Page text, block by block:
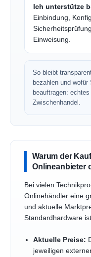
Ich unterstütze
Einbindung,
Einweisung.
So bleibt
bezahlen und
beauftragen:
Zwischenhandel.
Warum der
Onlineanbieter
Bei vielen
Onlinehändler eine
und aktuelle
Standardhardware
Aktuelle Preise:
jeweiligen